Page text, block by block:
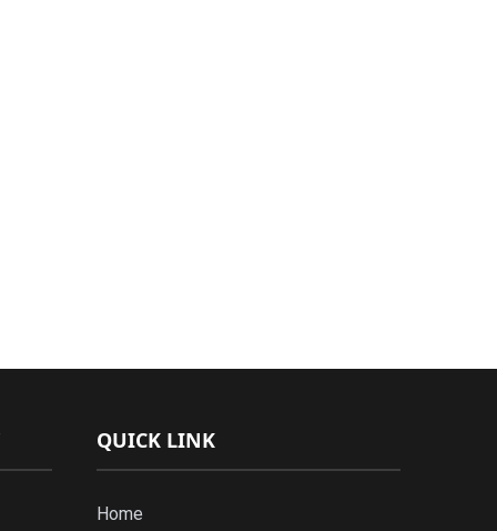
QUICK LINK
Home